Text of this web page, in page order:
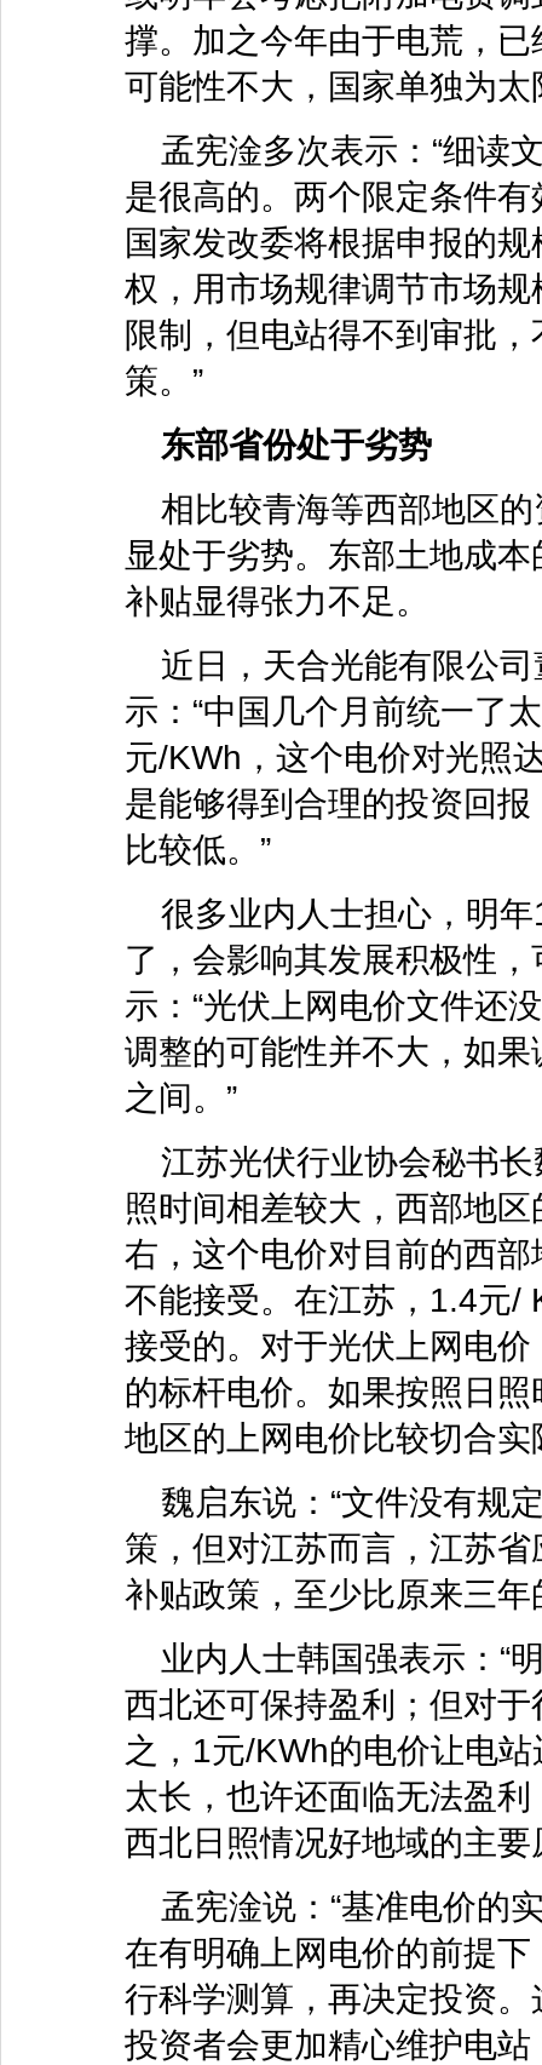
撑。加之今年由于电荒，
可能性不大，国家单独为
孟宪淦多次表示：“细读
是很高的。两个限定条件
国家发改委将根据申报的
权，用市场规律调节市场
限制，但电站得不到审批
策。”
东部省份处于劣势
相比较青海等西部地区
显处于劣势。东部土地成
补贴显得张力不足。
近日，天合光能有限公
示：“中国几个月前统一了
元/KWh，这个电价对光照
是能够得到合理的投资回
比较低。”
很多业内人士担心，明
了，会影响其发展积极性
示：“光伏上网电价文件还
调整的可能性并不大，如
之间。”
江苏光伏行业协会秘书
照时间相差较大，西部地
右，这个电价对目前的西
不能接受。在江苏，1.4元/
接受的。对于光伏上网电
的标杆电价。如果按照日
地区的上网电价比较切合实
魏启东说：“文件没有规
策，但对江苏而言，江苏
补贴政策，至少比原来三
业内人士韩国强表示：“
西北还可保持盈利；但对
之，1元/KWh的电价让电
太长，也许还面临无法盈
西北日照情况好地域的主要
孟宪淦说：“基准电价的
在有明确上网电价的前提
行科学测算，再决定投资
投资者会更加精心维护电